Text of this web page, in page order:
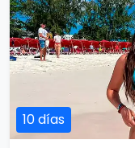
9 días / 8 noches
2 país(es)
USD $750
por persona